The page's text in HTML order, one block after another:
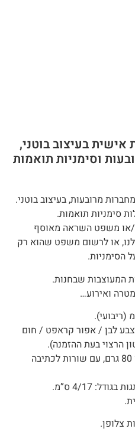
בעיצוב בוטני,
סימניות תואמות.
הסימניות.‬‬
המעוצבות שבחנות.
ממוחזר 650 גרם, בצבע לבן / אפור קראפט / חום
הרצוי בעת ההזמנה).
כ-60 דפי פנים מנייר לבן נטול עץ 80 גרם, עם שורות לכתיבה
4/17 ס”מ.
צלופן.